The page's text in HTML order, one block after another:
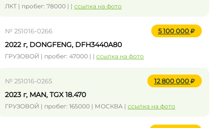
ЛКТ | пробег: 78000 | | ссылка на фото
№ 251016-0266 5 100 000
2022 г, DONGFENG, DFH3440A80
ГРУЗОВОЙ | пробег: 47000 | | ссылка на фото
№ 251016-0265 12 800 000
2023 г, MAN, TGX 18.470
ГРУЗОВОЙ | пробег: 165000 | МОСКВА | ссылка на фото